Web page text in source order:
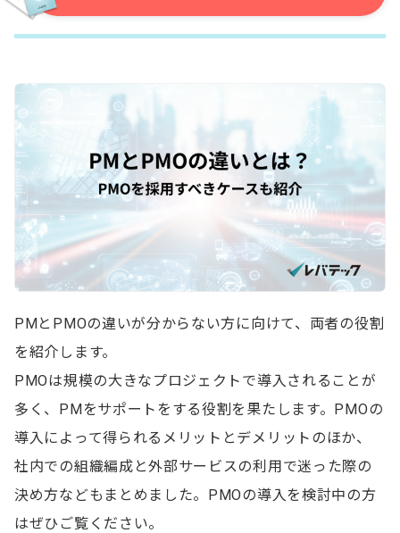
PMとPMOの違いが分からない方に向けて、両者の役割
を紹介します。
PMOは規模の大きなプロジェクトで導入されることが
多く、PMをサポートをする役割を果たします。PMOの
導入によって得られるメリットとデメリットのほか、
社内での組織編成と外部サービスの利用で迷った際の
決め方などもまとめました。PMOの導入を検討中の方
はぜひご覧ください。